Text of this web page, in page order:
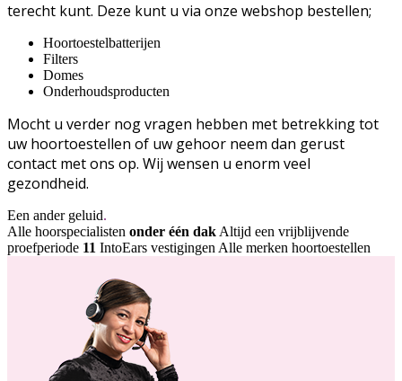
terecht kunt. Deze kunt u via onze webshop bestellen;
Hoortoestelbatterijen
Filters
Domes
Onderhoudsproducten
Mocht u verder nog vragen hebben met betrekking tot
uw hoortoestellen of uw gehoor neem dan gerust
contact met ons op. Wij wensen u enorm veel
gezondheid.
Een ander geluid.
Alle hoorspecialisten onder één dak Altijd een vrijblijvende
proefperiode 11 IntoEars vestigingen Alle merken hoortoestellen